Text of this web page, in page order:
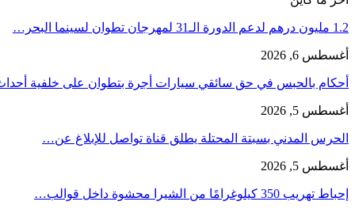
1.2 مليون درهم لدعم الدورة الـ31 لمهرجان تطوان لسينما البحر…
أغسطس 6, 2026
أحكام بالحبس في حق سائقي سيارات أجرة بتطوان على خلفية
أغسطس 5, 2026
الحرس المدني بسبتة المحتلة يطلق قناة تواصل للإبلاغ عن…
أغسطس 5, 2026
إحباط تهريب 350 كيلوغرامًا من الشيرا محشوة داخل قوالب…